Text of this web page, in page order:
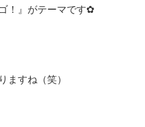
！』がテーマです✿
ますね（笑）